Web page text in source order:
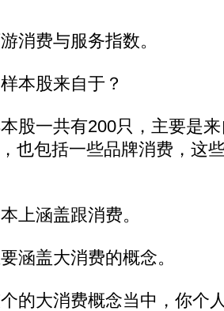
消费与服务指数。
本股来自于？
股一共有200只，主要是
也包括一些品牌消费，这
上涵盖跟消费。
涵盖大消费的概念。
的大消费概念当中，你个